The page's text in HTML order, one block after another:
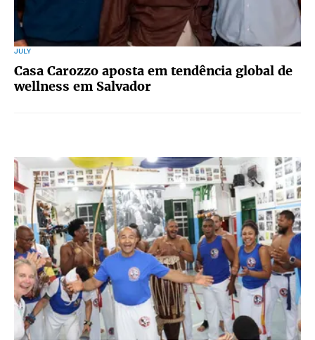
JULY
Casa Carozzo aposta em tendência global de
wellness em Salvador